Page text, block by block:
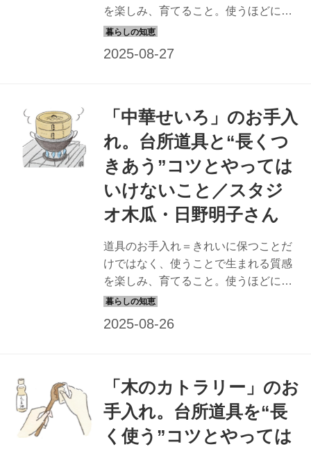
を楽しみ、育てること。使うほどにな
じんで風合いが増し、よりいっそう愛
「中華せいろ」のお手入
れ。台所道具と“長くつ
きあう”コツとやっては
いけないこと／スタジ
オ木瓜・日野明子さん
道具のお手入れ＝きれいに保つことだ
けではなく、使うことで生まれる質感
を楽しみ、育てること。使うほどにな
じんで風合いが増し、よりいっそう愛
「木のカトラリー」のお
手入れ。台所道具を“長
く使う”コツとやっては